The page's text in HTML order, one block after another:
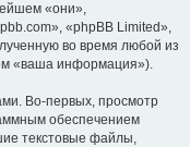
«они»,
«phpBB Limited»,
во время любой из
«ваша информация»).
Во-первых, просмотр
обеспечением
текстовые файлы,